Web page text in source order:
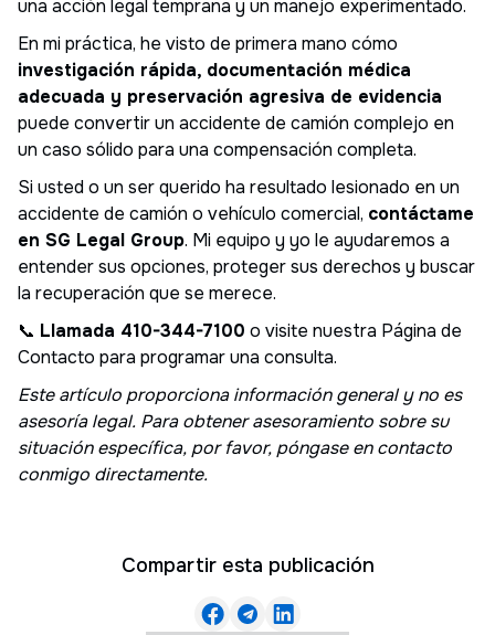
una acción legal temprana y un manejo experimentado.
En mi práctica, he visto de primera mano cómo
investigación rápida, documentación médica
adecuada y preservación agresiva de evidencia
puede convertir un accidente de camión complejo en
un caso sólido para una compensación completa.
Si usted o un ser querido ha resultado lesionado en un
accidente de camión o vehículo comercial, contáctame
en SG Legal Group. Mi equipo y yo le ayudaremos a
entender sus opciones, proteger sus derechos y buscar
la recuperación que se merece.
📞 Llamada 410-344-7100 o visite nuestra Página de
Contacto para programar una consulta.
Este artículo proporciona información general y no es
asesoría legal. Para obtener asesoramiento sobre su
situación específica, por favor, póngase en contacto
conmigo directamente.
Compartir esta publicación